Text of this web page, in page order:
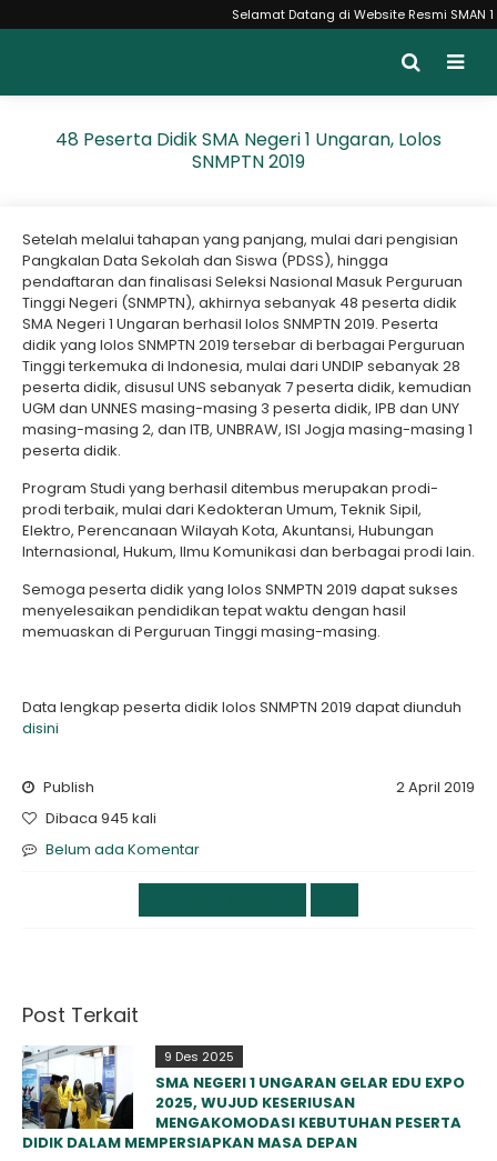
Selamat Datang di Website Resmi SMAN
48 Peserta Didik SMA Negeri 1 Ungaran, Lolos
SNMPTN 2019
Setelah melalui tahapan yang panjang, mulai dari pengisian
Pangkalan Data Sekolah dan Siswa (PDSS), hingga
pendaftaran dan finalisasi Seleksi Nasional Masuk Perguruan
Tinggi Negeri (SNMPTN), akhirnya sebanyak 48 peserta didik
SMA Negeri 1 Ungaran berhasil lolos SNMPTN 2019. Peserta
didik yang lolos SNMPTN 2019 tersebar di berbagai Perguruan
Tinggi terkemuka di Indonesia, mulai dari UNDIP sebanyak 28
peserta didik, disusul UNS sebanyak 7 peserta didik, kemudian
UGM dan UNNES masing-masing 3 peserta didik, IPB dan UNY
masing-masing 2, dan ITB, UNBRAW, ISI Jogja masing-masing 1
peserta didik.
Program Studi yang berhasil ditembus merupakan prodi-
prodi terbaik, mulai dari Kedokteran Umum, Teknik Sipil,
Elektro, Perencanaan Wilayah Kota, Akuntansi, Hubungan
Internasional, Hukum, Ilmu Komunikasi dan berbagai prodi lain.
Semoga peserta didik yang lolos SNMPTN 2019 dapat sukses
menyelesaikan pendidikan tepat waktu dengan hasil
memuaskan di Perguruan Tinggi masing-masing.
Data lengkap peserta didik lolos SNMPTN 2019 dapat diunduh
disini
Publish
2 April 2019
Dibaca 945 kali
Belum ada Komentar
Post Terkait
9 Des 2025
SMA NEGERI 1 UNGARAN GELAR EDU EXPO
2025, WUJUD KESERIUSAN
MENGAKOMODASI KEBUTUHAN PESERTA
DIDIK DALAM MEMPERSIAPKAN MASA DEPAN